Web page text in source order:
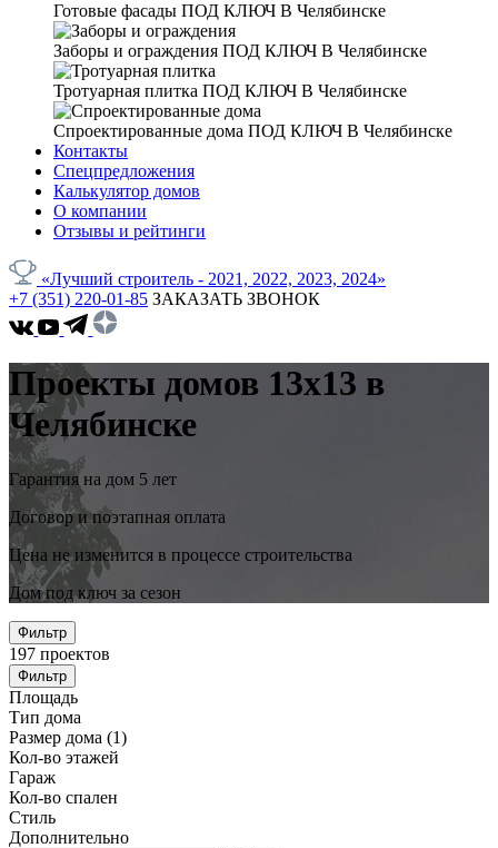
Готовые фасады ПОД КЛЮЧ В Челябинске
Заборы и ограждения ПОД КЛЮЧ В Челябинске
Тротуарная плитка ПОД КЛЮЧ В Челябинске
Спроектированные дома ПОД КЛЮЧ В Челябинске
Контакты
Спецпредложения
Калькулятор домов
О компании
Отзывы и рейтинги
«Лучший строитель - 2021, 2022, 2023, 2024»
+7 (351) 220-01-85 ЗАКАЗАТЬ ЗВОНОК
Проекты домов 13x13 в
Челябинске
Гарантия на дом 5 лет
Договор и поэтапная оплата
Цена не изменится в процессе строительства
Дом под ключ за сезон
Фильтр
197 проектов
Фильтр
Площадь
Тип дома
Размер дома (1)
Кол-во этажей
Гараж
Кол-во спален
Стиль
Дополнительно